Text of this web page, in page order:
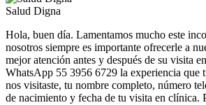
Salud Digna
Hola, buen día. Lamentamos mucho este
nosotros siempre es importante ofrecerle a
mejor atención antes y después de su visita
WhatsApp 55 3956 6729 la experiencia que
nos visitaste, tu nombre completo, número
de nacimiento y fecha de tu visita en clínica.